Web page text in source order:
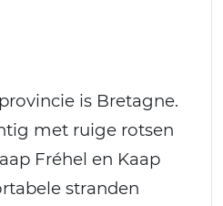
is Bretagne.
met ruige rotsen
Fréhel en Kaap
stranden